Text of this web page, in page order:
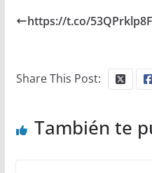
https://t.co/53QPrklp8F
Share This Post:
También te